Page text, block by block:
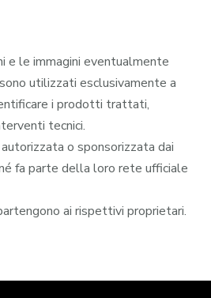
e le immagini eventualmente
utilizzati esclusivamente a
i prodotti trattati,
tecnici.
o sponsorizzata dai
fa parte della loro rete ufficiale
ai rispettivi proprietari.